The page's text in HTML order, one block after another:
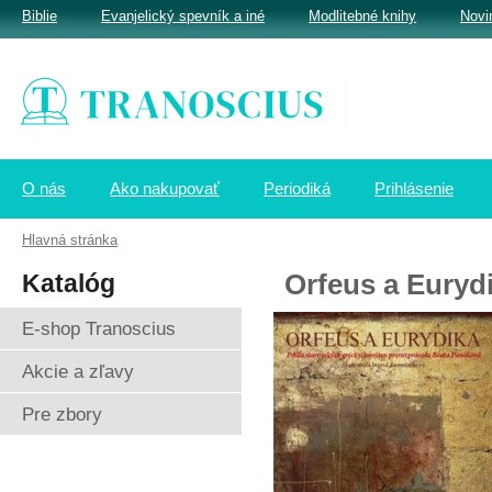
O nás Ako nakupovať Periodiká Prihlásenie
Orfeus a
Katalóg
E-shop Tranoscius
Akcie a zľavy
Pre zbory
Biblie Evanjelický spevník a iné Modlitebné knihy
Hlavná stránka